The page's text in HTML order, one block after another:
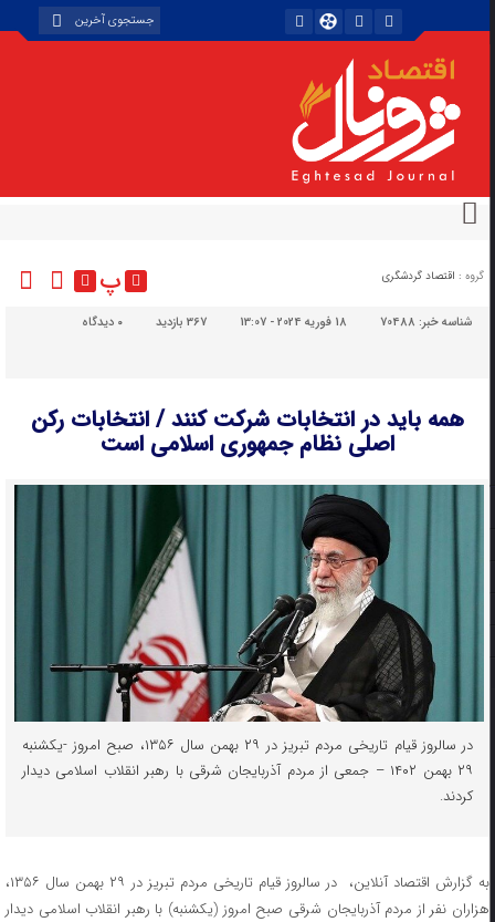
گروه : اقتصاد گردشگری پ
شناسه خبر:70488 18 فوریه 2024 - 13:07 367 بازدید دیدگاه
همه باید در انتخابات شرکت کنند / انتخابات رکن
اصلی نظام جمهوری اسلامی است
در سالروز قیام تاریخی مردم تبریز در ۲۹ بهمن سال ۱۳۵۶، صبح امروز -یکشنبه
۲۹ بهمن ۱۴۰۲ – جمعی از مردم آذربایجان شرقی با رهبر انقلاب اسلامی دیدار
کردند.
به گزارش اقتصاد آنلاین، در سالروز قیام تاریخی مردم تبریز در ۲۹ بهمن سال ۱۳۵۶،
هزاران نفر از مردم آذربایجان شرقی صبح امروز (یکشنبه) با رهبر انقلاب اسلامی دیدار